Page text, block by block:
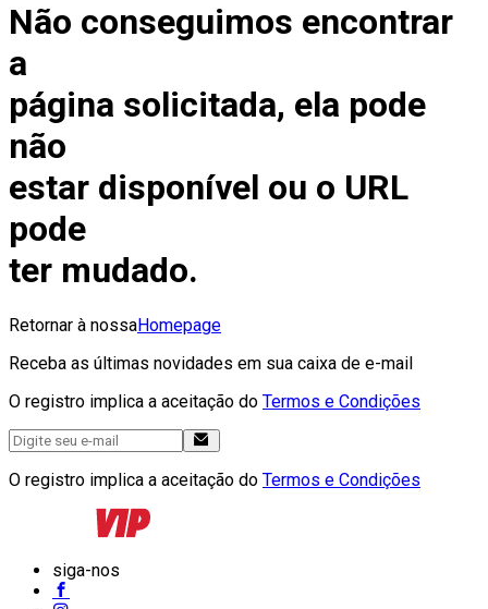
Não conseguimos encontrar
a
página solicitada, ela pode
não
estar disponível ou o URL
pode
ter mudado.
Retornar à nossaHomepage
Receba as últimas novidades em sua caixa de e-mail
O registro implica a aceitação do Termos e Condições
O registro implica a aceitação do Termos e Condições
siga-nos